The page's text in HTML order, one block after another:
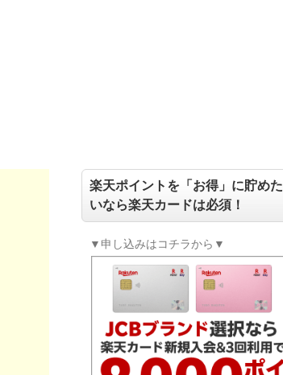
楽天ポイントを「お得」に貯めた
いなら楽天カードは必須！
▼申し込みはコチラから▼